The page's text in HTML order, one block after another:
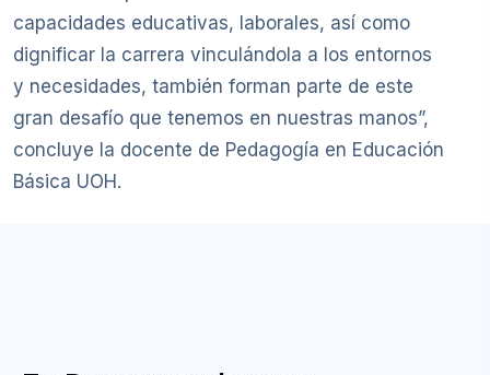
capacidades educativas, laborales, así como
dignificar la carrera vinculándola a los entornos
y necesidades, también forman parte de este
gran desafío que tenemos en nuestras manos”,
concluye la docente de Pedagogía en Educación
Básica UOH.